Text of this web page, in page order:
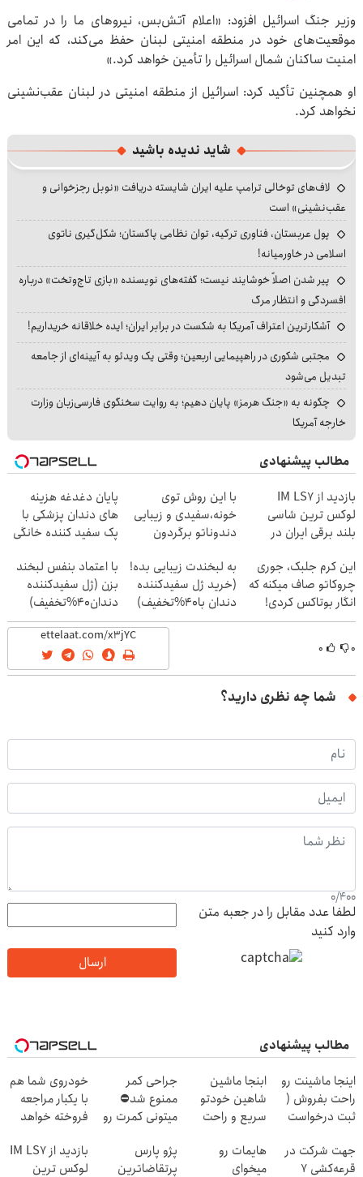
وزیر جنگ اسرائیل افزود: «اعلام آتش‌بس، نیروهای ما را در تمامی
موقعیت‌های خود در منطقه امنیتی لبنان حفظ می‌کند، که این امر
امنیت ساکنان شمال اسرائیل را تأمین خواهد کرد.»
او همچنین تأکید کرد: اسرائیل از منطقه امنیتی در لبنان عقب‌نشینی
نخواهد کرد.
شاید ندیده باشید
لاف‌های توخالی ترامپ علیه ایران شایسته دریافت «نوبل رجزخوانی و
عقب‌نشینی» است
پول عربستان، فناوری ترکیه، توان نظامی پاکستان؛ شکل‌گیری ناتوی
اسلامی در خاورمیانه!
پیر شدن اصلاً خوشایند نیست؛ گفته‌های نویسنده «بازی تاج‌وتخت» درباره
افسردگی و انتظار مرگ
آشکارترین اعتراف آمریکا به شکست در برابر ایران؛ ایده خلاقانه خریداریم!
مجتبی شکوری در راهپیمایی اربعین؛ وقتی یک ویدئو به آیینه‌ای از جامعه
تبدیل می‌شود
چگونه به «جنگ هرمز» پایان دهیم؛ به روایت سخنگوی فارسی‌زبان وزارت
خارجه آمریکا
مطالب پیشنهادی
بازدید از IM LS7
لوکس ترین شاسی
بلند برقی ایران در
با این روش توی
خونه،سفیدی و زیبایی
دندوناتو برگردون
پایان دغدغه هزینه
های دندان پزشکی با
پک سفید کننده خانگی
این کرم جلبک، جوری
چروکاتو صاف میکنه که
انگار بوتاکس کردی!
(تخفیف ویژه)
به لبخندت زیبایی بده!
(خرید ژل سفیدکننده
دندان با40%تخفیف)
با اعتماد بنفس لبخند
بزن (ژل سفیدکننده
دندان40%تخفیف)
۰ ۰
شما چه نظری دارید؟
0/400
لطفا عدد مقابل را در جعبه متن
وارد کنید
ارسال
مطالب پیشنهادی
اینجا ماشینت رو
راحت بفروش (
ثبت درخواست
ابنجا ماشین
شاهین خودتو
سریع و راحت
جراحی کمر
ممنوع شد⛔
میتونی کمرت رو
کنی! 👈🏻
پرسش‌نامه
خودروی شما هم
با یکبار مراجعه
فروخته خواهد
جهت شرکت در
قرعه‌کشی ۷
هایمات رو
میخوای
پژو پارس
پرتقاضاترین
بازدید از IM LS7
لوکس ترین